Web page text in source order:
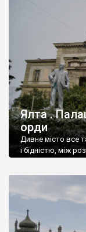
Ялта .
орди
Дивне місто все
і бідністю, між